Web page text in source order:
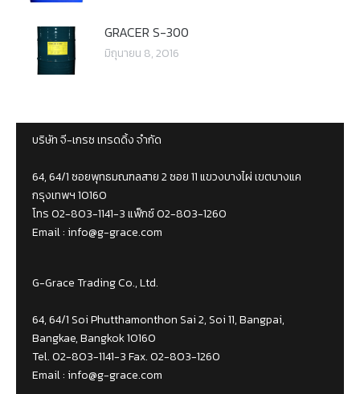
GRACER S-300
มิถุนายน 8, 2016
บริษัท จี-เกรซ เทรดดิ้ง จำกัด
64, 64/1 ซอยพุทธมณฑลสาย 2 ซอย 11 แขวงบางไผ่ เขตบางแค
กรุงเทพฯ 10160
โทร 02-803-1141-3 แฟ็กซ์ 02-803-1260
Email : info@g-grace.com
G-Grace Trading Co., Ltd.
64, 64/1 Soi Phutthamonthon Sai 2, Soi 11, Bangpai,
Bangkae, Bangkok 10160
Tel. 02-803-1141-3 Fax. 02-803-1260
Email : info@g-grace.com